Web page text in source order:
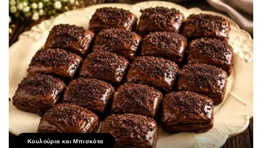
Κουλούρια και Μπισκότα